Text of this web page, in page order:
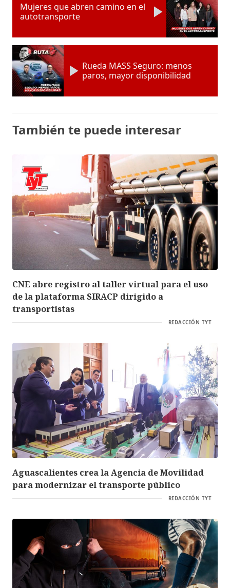
Mujeres que abren camino en el
autotransporte
Rueda MASS Seguro: menos
paros, mayor disponibilidad
También te puede interesar
CNE abre registro al taller virtual para el uso
de la plataforma SIRACP dirigido a
transportistas
REDACCIÓN TYT
Aguascalientes crea la Agencia de Movilidad
para modernizar el transporte público
REDACCIÓN TYT